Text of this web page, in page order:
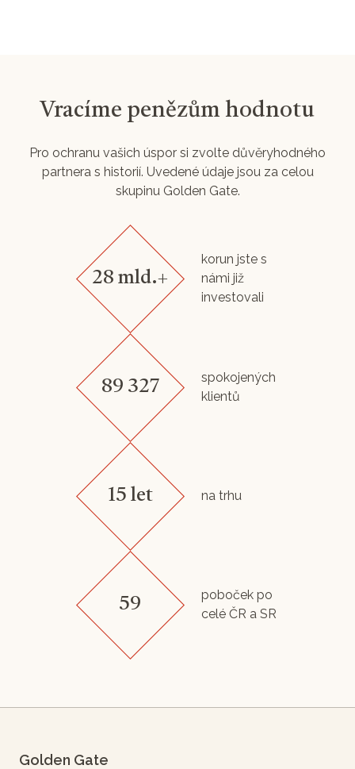
Vracíme penězům hodnotu
Pro ochranu vašich úspor si zvolte důvěryhodného
partnera s historií. Uvedené údaje jsou za celou
skupinu Golden Gate.
28 mld.+
korun jste s
námi již
investovali
89 327
spokojených
klientů
15 let na trhu
59
poboček po
celé ČR a SR
Golden Gate